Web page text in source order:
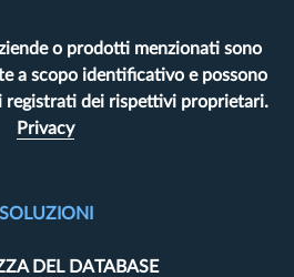
o prodotti menzionati sono
a scopo identificativo e possono
registrati dei rispettivi proprietari.
Privacy
SOLUZIONI
DEL DATABASE